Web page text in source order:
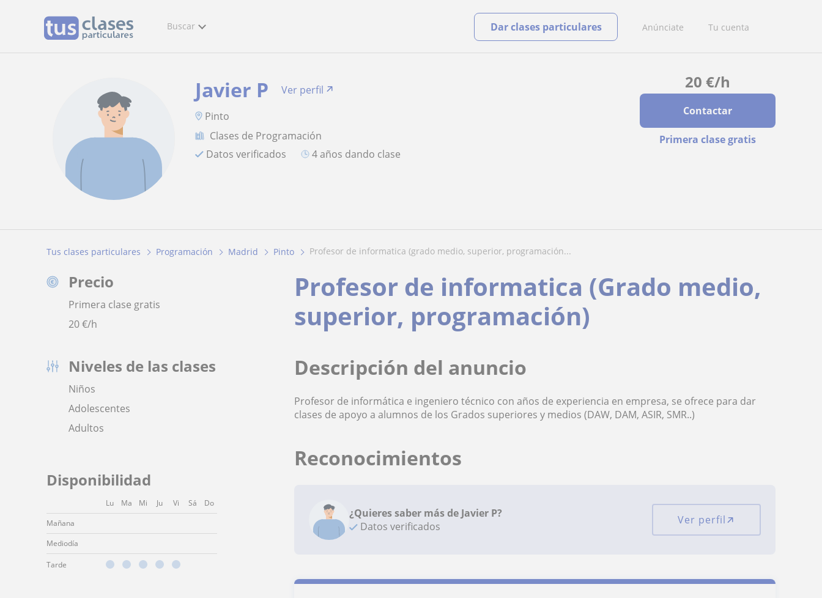
Buscar Anúnciate Tu cuenta
Dar clases particulares
20 €/h
Contactar
Primera clase gratis
Javier P
Ver perfil
Pinto
Clases de Programación
Datos verificados
4 años dando clase
Tus clases particulares Programación Madrid Pinto profesor de informatica (grado medio, superior, programación...
Precio
Primera clase gratis
20€/h
Niveles de las clases
Niños
Adolescentes
Adultos
Disponibilidad
Lu Ma Mi Ju Vi Sá
Do
Mañana
Mediodía
Tarde
Profesor de informatica (Grado medio,
superior, programación)
Descripción del anuncio
Profesor de informática e ingeniero técnico con años de experiencia en empresa, se ofrece para dar
clases de apoyo a alumnos de los Grados superiores y medios (DAW, DAM, ASIR, SMR..)
Reconocimientos
¿Quieres saber más de Javier P?
Datos verificados
Ver perfil